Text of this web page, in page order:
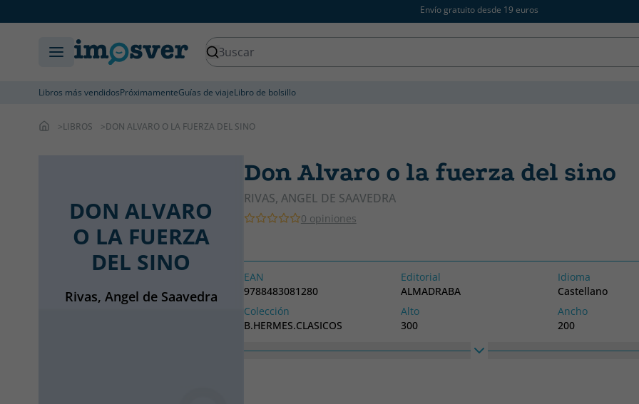
Envío gratuito desde 19 euros
Libros más vendidosPróximamenteGuías de viajeLibro de bolsillo
LIBROS DON ALVARO O LA FUERZA DEL SINO
DON ALVARO
O LA FUERZA
DEL SINO
Rivas, Angel de Saavedra
Don Alvaro o la fuerza del sino
RIVAS, ANGEL DE SAAVEDRA
0 opiniones
EAN
9788483081280
Editorial
ALMADRABA
Idioma
Castellano
Colección
B.HERMES.CLASICOS
Alto
300
Ancho
200